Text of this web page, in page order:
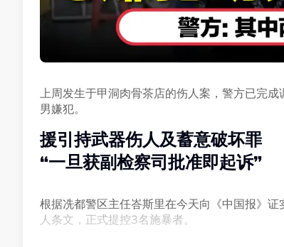
上周发生于甲洞肉骨茶店的伤人案，警方已完
男嫌犯。
援引持武器伤人及蓄意破坏罪
“一旦获副检察司批准即起诉”
根据冼都警区主任峇斯里在今天向《中国报》
人条文，正式提控3名施暴者。